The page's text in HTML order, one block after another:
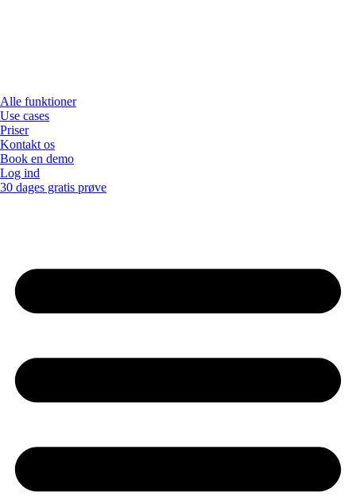
Alle funktioner
Use cases
Priser
Kontakt os
Book en demo
Log ind
30 dages gratis prøve